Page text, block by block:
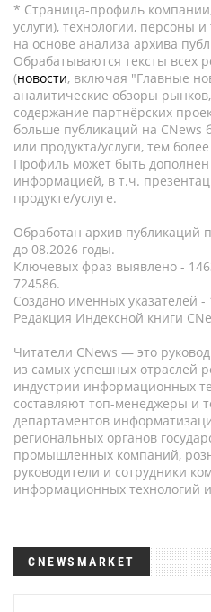
* Страница-профиль
услуги), технологии, персоны
на основе анализа архива
Обрабатываются тексты всех
(новости, включая "Главные
аналитические обзоры
содержание партнёрских
больше публикаций на
или продукта/услуги, тем
Профиль может быть
информацией, в т.ч.
продукте/услуге.
Обработан архив публикаций
до 08.2026 годы.
Ключевых фраз выявлено -
724586.
Создано именных указателей -
Редакция Индексной книги
Читатели CNews — это
из самых успешных отраслей
индустрии информационных
составляют топ-менеджеры и
департаментов
региональных органов
промышленных компаний,
руководители и сотрудники
информационных технологий и
CNEWSMARKET